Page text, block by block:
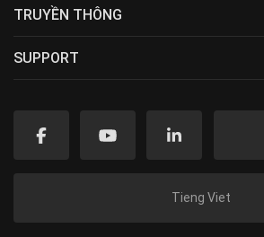
TRUYỀN THÔNG
SUPPORT
Tieng Viet